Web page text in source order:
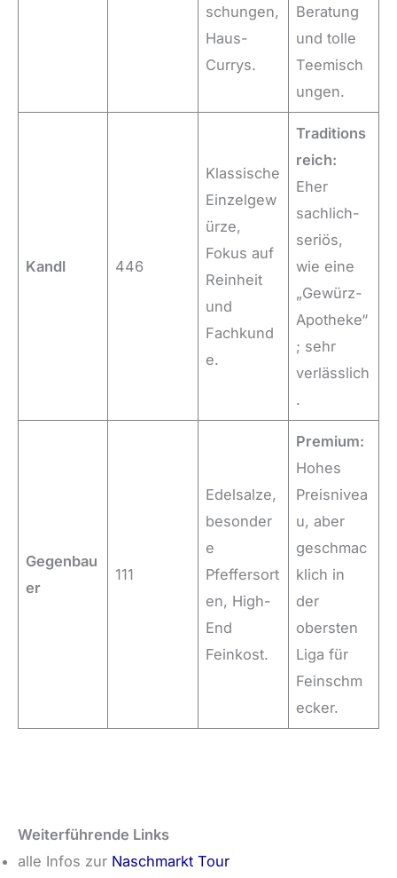
schungen,
Haus-
Currys.
Beratung
und tolle
Teemisch
ungen.
Kandl 446
Klassische
Einzelgew
ürze,
Fokus auf
Reinheit
und
Fachkund
e.
Traditions
reich:
Eher
sachlich-
seriös,
wie eine
„Gewürz-
Apotheke“
; sehr
verlässlich
.
Gegenbau
er
111
Edelsalze,
besonder
e
Pfeffersort
en, High-
End
Feinkost.
Premium:
Hohes
Preisnivea
u, aber
geschmac
klich in
der
obersten
Liga für
Feinschm
ecker.
Weiterführende Links
alle Infos zur Naschmarkt Tour